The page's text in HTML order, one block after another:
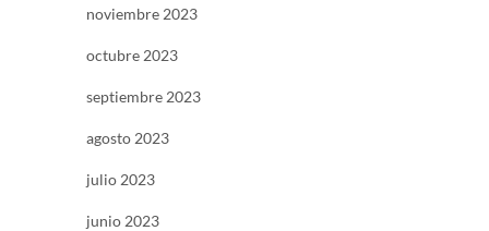
noviembre 2023
octubre 2023
septiembre 2023
agosto 2023
julio 2023
junio 2023